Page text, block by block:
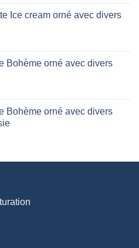
:
Ice cream orné avec divers
:
Bohème orné avec divers
:
Bohème orné avec divers